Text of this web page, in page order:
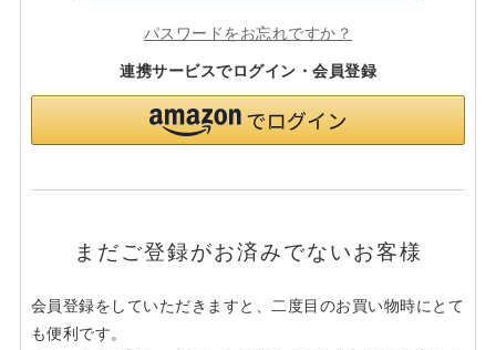
パスワードをお忘れですか？
連携サービスでログイン・会員登録
まだご登録がお済みでないお客様
会員登録をしていただきますと、二度目のお買い物時にとて
も便利です。